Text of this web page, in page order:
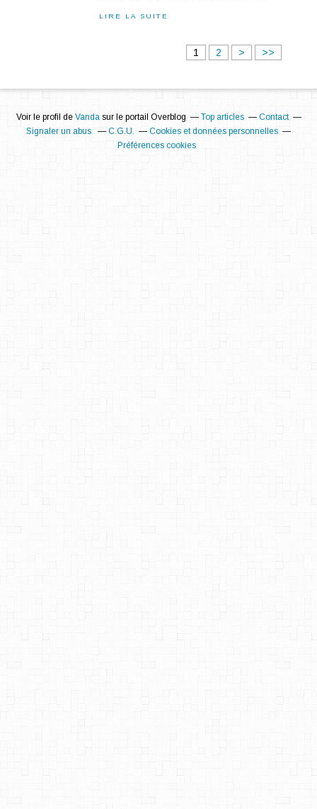
LIRE LA SUITE
1 2 > >>
Voir le profil de Vandasur le portail Overblog Top articles
Contact
Signaler un abus
C.G.U.
Cookies et données personnelles
Préférences cookies